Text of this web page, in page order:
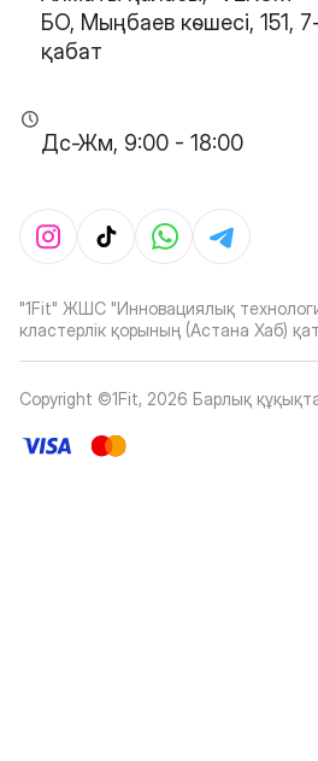
БО, Мыңбаев көшесі, 151,
қабат
Дс-Жм, 9:00 - 18:00
"1Fit" ЖШС "Инновациялық
кластерлік қорының (Астана Хаб)
Copyright ©1Fit, 2026 Барлық